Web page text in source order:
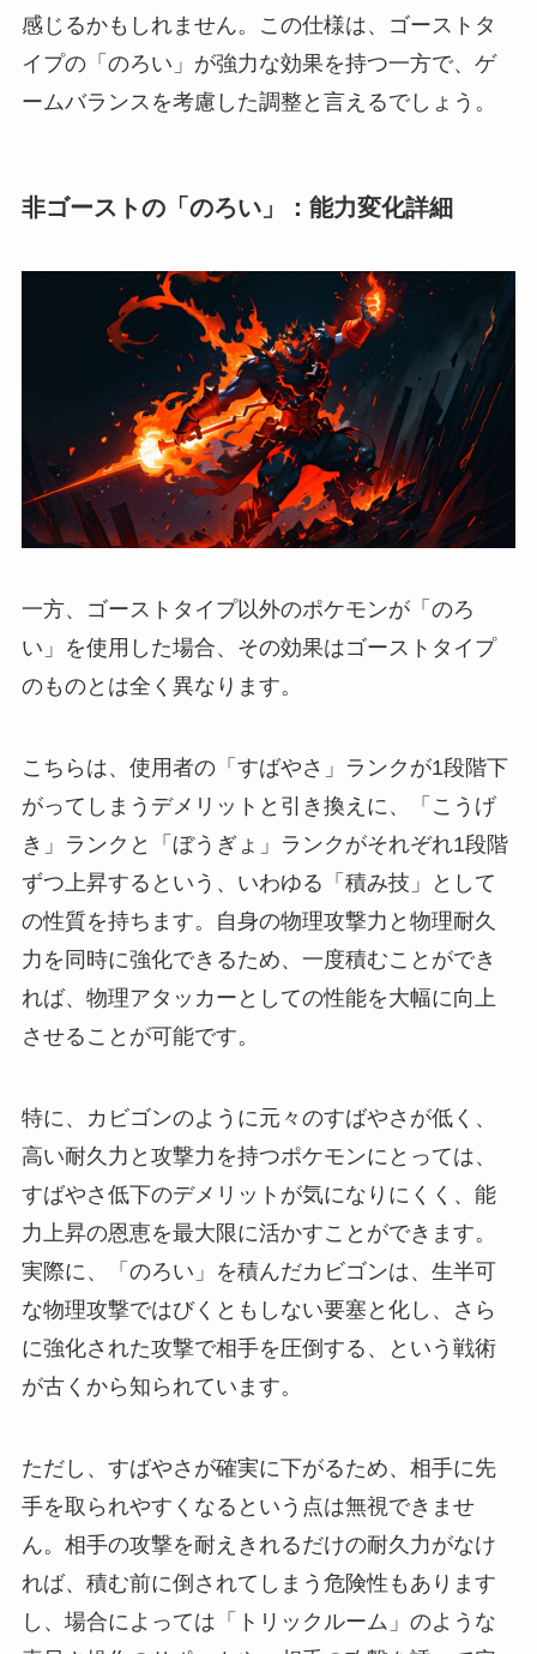
感じるかもしれません。この仕様は、ゴーストタ
イプの「のろい」が強力な効果を持つ一方で、ゲ
ームバランスを考慮した調整と言えるでしょう。
非ゴーストの「のろい」：能力変化詳細
一方、ゴーストタイプ以外のポケモンが「のろ
い」を使用した場合、その効果はゴーストタイプ
のものとは全く異なります。
こちらは、使用者の「すばやさ」ランクが1段階下
がってしまうデメリットと引き換えに、「こうげ
き」ランクと「ぼうぎょ」ランクがそれぞれ1段階
ずつ上昇するという、いわゆる「積み技」として
の性質を持ちます。自身の物理攻撃力と物理耐久
力を同時に強化できるため、一度積むことができ
れば、物理アタッカーとしての性能を大幅に向上
させることが可能です。
特に、カビゴンのように元々のすばやさが低く、
高い耐久力と攻撃力を持つポケモンにとっては、
すばやさ低下のデメリットが気になりにくく、能
力上昇の恩恵を最大限に活かすことができます。
実際に、「のろい」を積んだカビゴンは、生半可
な物理攻撃ではびくともしない要塞と化し、さら
に強化された攻撃で相手を圧倒する、という戦術
が古くから知られています。
ただし、すばやさが確実に下がるため、相手に先
手を取られやすくなるという点は無視できませ
ん。相手の攻撃を耐えきれるだけの耐久力がなけ
れば、積む前に倒されてしまう危険性もあります
し、場合によっては「トリックルーム」のような